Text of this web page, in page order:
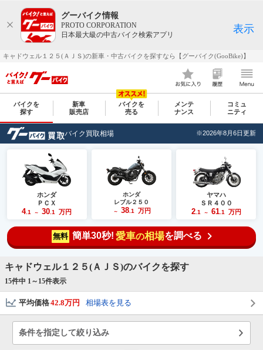
グーバイク情報
PROTO CORPORATION
日本最大級の中古バイク検索アプリ
表示
キャドウェル１２５(ＡＪＳ)の新車・中古バイクを探すなら【グーバイク(GooBike)】
バイクを
探す
新車
販売店
バイクを
売る
メンテ
ナンス
コミュ
ニティ
バイク買取相場 ※2026年8月6日更新
ホンダ
ＰＣＸ
4.1 ～ 30 .1 万円
ホンダ
レブル２５０
～ 38.1 万円
ヤマハ
ＳＲ４００
2.1 ～ 61.1 万円
無料 簡単30秒! 愛車の相場を調べる
キャドウェル１２５(ＡＪＳ)のバイクを探す
15件中 1～ 15件表示
平均価格42.8万円 相場表を見る
条件を指定して絞り込み